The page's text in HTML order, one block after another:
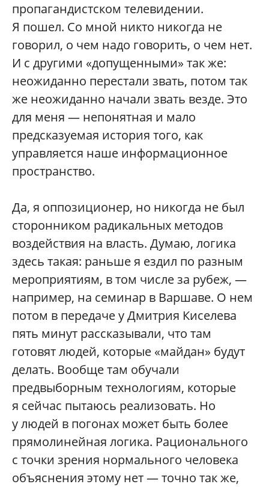
пропагандистском телевидении.
Я пошел. Со мной никто никогда не
говорил, о чем надо говорить, о чем нет.
И с другими «допущенными» так же:
неожиданно перестали звать, потом так
же неожиданно начали звать везде. Это
для меня — непонятная и мало
предсказуемая история того, как
управляется наше информационное
пространство.
Да, я оппозиционер, но никогда не был
сторонником радикальных методов
воздействия на власть. Думаю, логика
здесь такая: раньше я ездил по разным
мероприятиям, в том числе за рубеж, —
например, на семинар в Варшаве. О нем
потом в передаче у Дмитрия Киселева
пять минут рассказывали, что там
готовят людей, которые «майдан» будут
делать. Вообще там обучали
предвыборным технологиям, которые
я сейчас пытаюсь реализовать. Но
у людей в погонах может быть более
прямолинейная логика. Рационального
с точки зрения нормального человека
объяснения этому нет — точно так же,